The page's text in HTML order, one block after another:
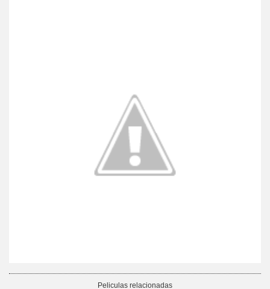
Peliculas relacionadas